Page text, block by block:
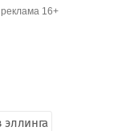
реклама 16+
эллинга